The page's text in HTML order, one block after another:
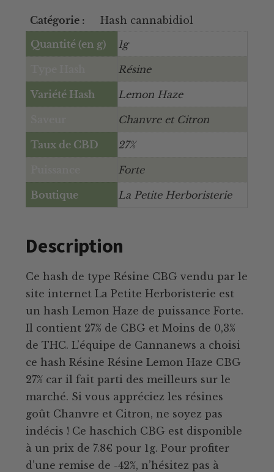
Catégorie :
Hash cannabidiol
Quantité (en g)
1g
Résine
Variété Hash Lemon Haze
Chanvre et Citron
Taux de CBD 27%
Forte
Boutique La Petite Herboristerie
Description
Ce hash de type Résine CBG vendu par le
site internet La Petite Herboristerie est
un hash Lemon Haze de puissance Forte.
Il contient 27% de CBG et Moins de 0,3%
de THC. L’équipe de Cannanews a choisi
ce hash Résine Résine Lemon Haze CBG
27% car il fait parti des meilleurs sur le
marché. Si vous appréciez les résines
goût Chanvre et Citron, ne soyez pas
indécis ! Ce haschich CBG est disponible
à un prix de 7.8€ pour 1g. Pour profiter
d’une remise de -42%, n’hésitez pas à